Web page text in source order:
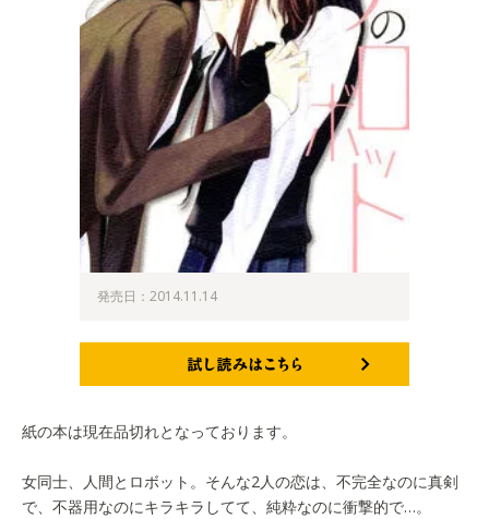
発売日：2014.11.14
紙の本は現在品切れとなっております。
女同士、人間とロボット。そんな2人の恋は、不完全なのに真剣
で、不器用なのにキラキラしてて、純粋なのに衝撃的で…。